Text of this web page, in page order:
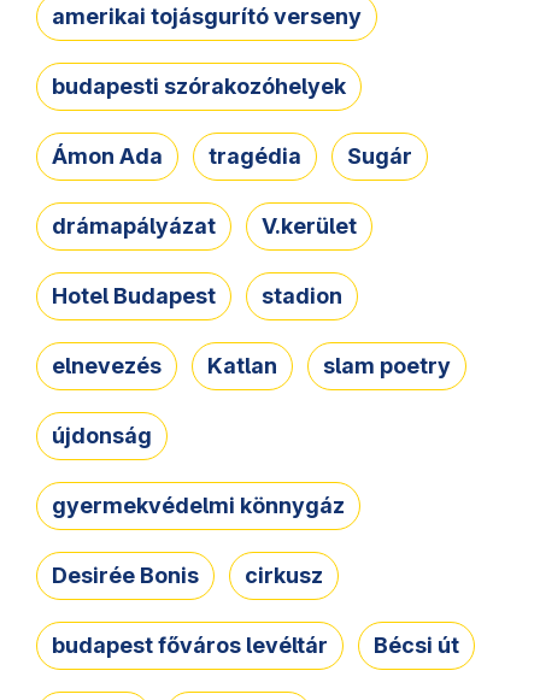
amerikai tojásgurító verseny
budapesti szórakozóhelyek
Ámon Ada tragédia Sugár
drámapályázat V.kerület
Hotel Budapest stadion
elnevezés Katlan slam poetry
újdonság
gyermekvédelmi könnygáz
Desirée Bonis cirkusz
budapest főváros levéltár Bécsi út